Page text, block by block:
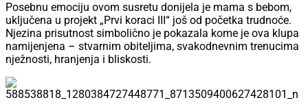
Posebnu emociju ovom susretu donijela je mama s bebom,
uključena u projekt „Prvi koraci III“ još od početka trudnoće.
Njezina prisutnost simbolično je pokazala kome je ova klupa
namijenjena – stvarnim obiteljima, svakodnevnim trenucima
nježnosti, hranjenja i bliskosti.